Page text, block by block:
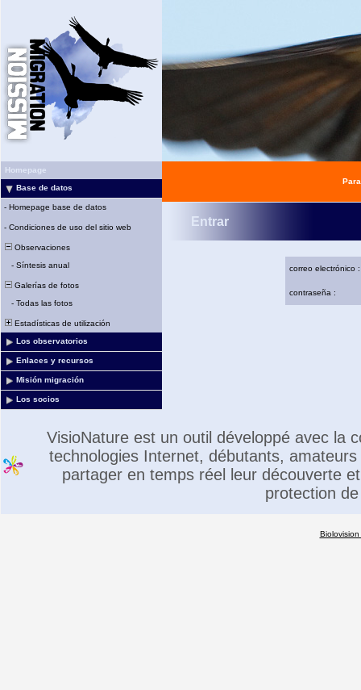
Homepage
Base de datos
- Homepage base de datos
- Condiciones de uso del sitio web
Observaciones
- Síntesis anual
Galerías de fotos
- Todas las fotos
Estadísticas de utilización
Los observatorios
Enlaces y recursos
Misión migración
Los socios
Entrar
correo electrónico :
contraseña :
VisioNature est un outil développé avec la
technologies Internet, débutants,
partager en temps réel leur découverte
protection
Biolovision